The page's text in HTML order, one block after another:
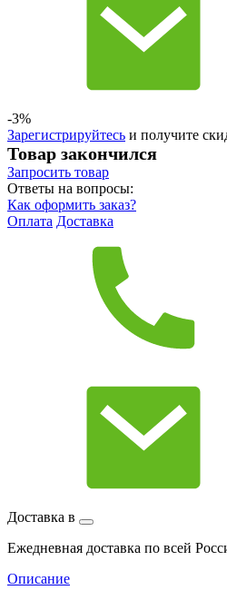
-3%
Зарегистрируйтесь и получите
Товар закончился
Запросить товар
Ответы на вопросы:
Как оформить заказ?
Оплата Доставка
Доставка в
Ежедневная доставка по всей
Описание